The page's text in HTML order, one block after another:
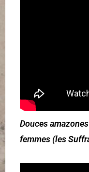
Douces
femmes (les